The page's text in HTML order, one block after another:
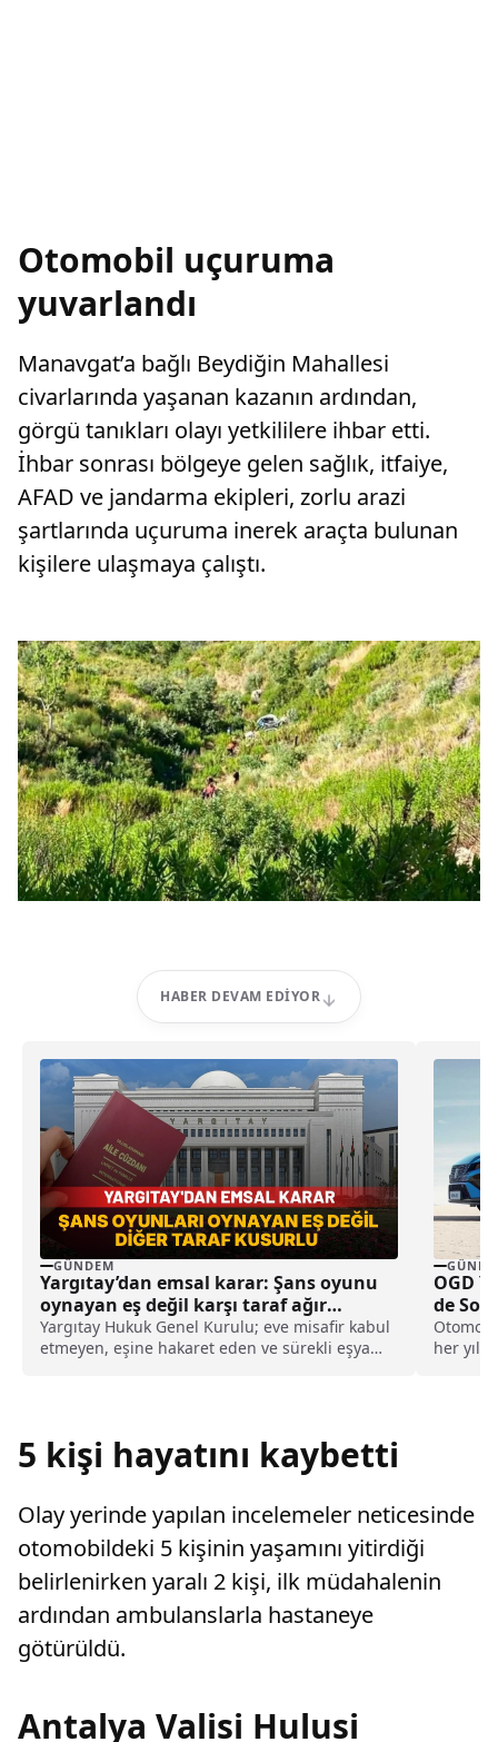
Otomobil uçuruma
yuvarlandı
Manavgat’a bağlı Beydiğin Mahallesi
civarlarında yaşanan kazanın ardından,
görgü tanıkları olayı yetkililere ihbar etti.
İhbar sonrası bölgeye gelen sağlık, itfaiye,
AFAD ve jandarma ekipleri, zorlu arazi
şartlarında uçuruma inerek araçta bulunan
kişilere ulaşmaya çalıştı.
HABER DEVAM EDIYOR
GÜNDEM
Yargıtay’dan emsal karar: Şans oyunu
oynayan eş değil karşı taraf ağır
kusurlu sayıldı
Yargıtay Hukuk Genel Kurulu; eve misafir kabul
etmeyen, eşine hakaret eden ve sürekli eşya
OGD
de
her yıl
5 kişi hayatını kaybetti
Olay yerinde yapılan incelemeler neticesinde
otomobildeki 5 kişinin yaşamını yitirdiği
belirlenirken yaralı 2 kişi, ilk müdahalenin
ardından ambulanslarla hastaneye
götürüldü.
Antalya Valisi Hulusi